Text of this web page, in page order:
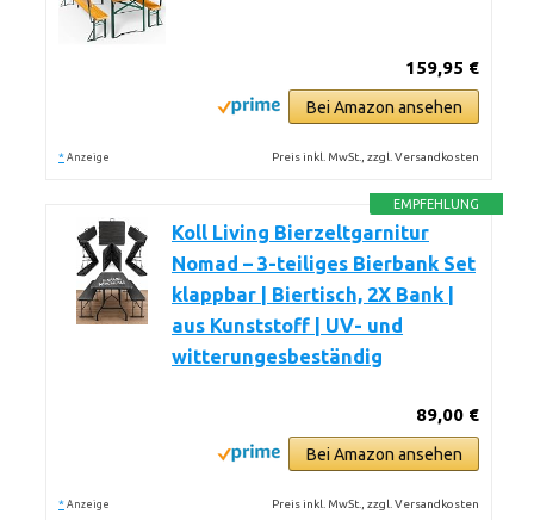
159,95 €
Bei Amazon ansehen
* Anzeige Preis inkl. MwSt., zzgl. Versandkosten
EMPFEHLUNG
Koll Living Bierzeltgarnitur
Nomad – 3-teiliges Bierbank Set
klappbar | Biertisch, 2X Bank |
aus Kunststoff | UV- und
witterungesbeständig
89,00 €
Bei Amazon ansehen
* Anzeige Preis inkl. MwSt., zzgl. Versandkosten